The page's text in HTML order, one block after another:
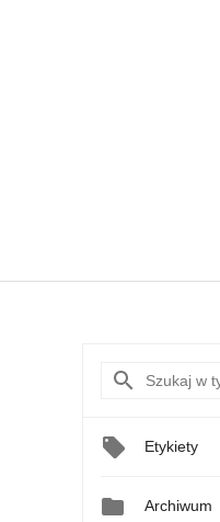
Etykiety
 Archiwum